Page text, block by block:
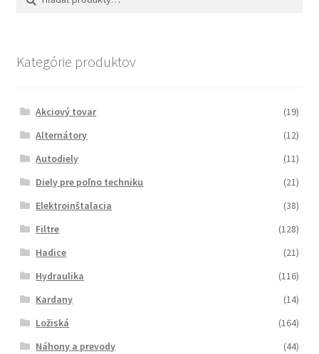
Kategórie produktov
Akciový tovar
(19)
Alternátory
(12)
Autodiely
(11)
Diely pre poľno techniku
(21)
Elektroinštalacia
(38)
Filtre
(128)
Hadice
(21)
Hydraulika
(116)
Kardany
(14)
Ložiská
(164)
Náhony a prevody
(44)